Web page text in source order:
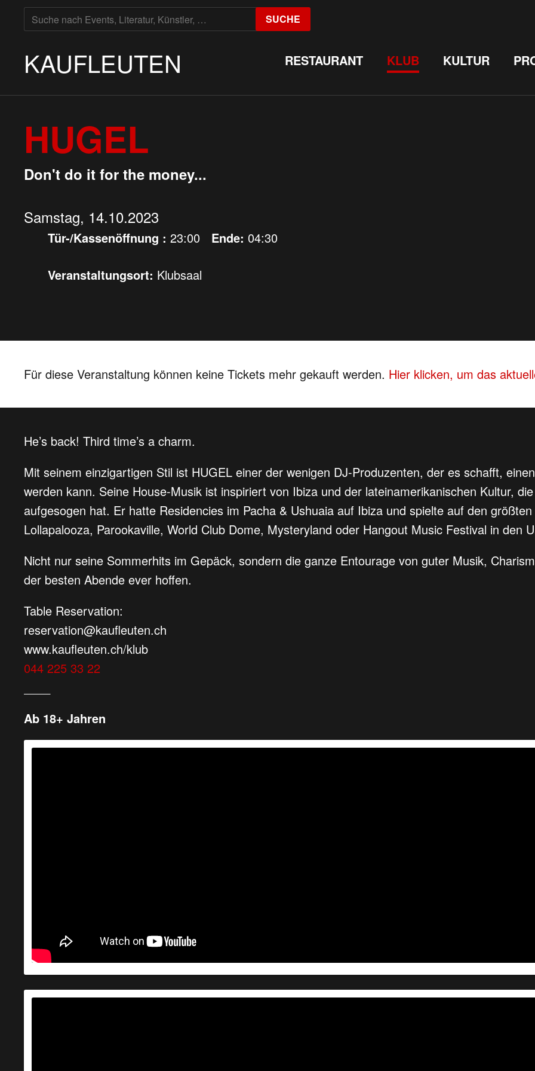
SUCHE
NACH:
SUCHE
KAUFLEUTEN RESTAURANT KLUB KULTUR
HUGEL
Don't do it for the money...
Samstag, 14.10.2023
Tür-/Kassenöffnung : 23:00 Ende: 04:30
Veranstaltungsort: Klubsaal
Für diese Veranstaltung können keine Tickets mehr gekauft werden. Hier klicken, um das
He’s back! Third time’s a charm.
Mit seinem einzigartigen Stil ist HUGEL einer der wenigen DJ-Produzenten, der es schafft,
werden kann. Seine House-Musik ist inspiriert von Ibiza und der lateinamerikanischen Kultur,
aufgesogen hat. Er hatte Residencies im Pacha & Ushuaia auf Ibiza und spielte auf den
Lollapalooza, Parookaville, World Club Dome, Mysteryland oder Hangout Music Festival in den
Nicht nur seine Sommerhits im Gepäck, sondern die ganze Entourage von guter Musik,
der besten Abende ever hoffen.
Table Reservation:
reservation@kaufleuten.ch
www.kaufleuten.ch/klub
044 225 33 22
Ab 18+ Jahren